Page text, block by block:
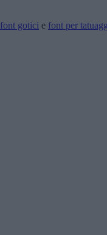
font gotici e font per